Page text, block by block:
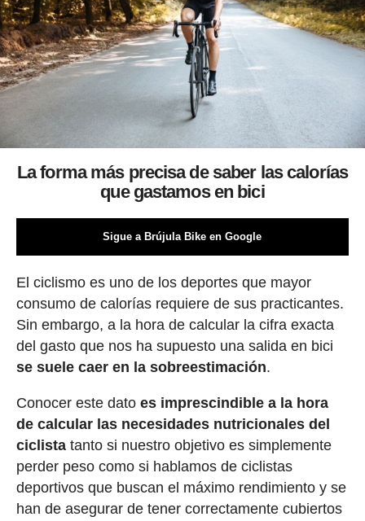
La forma más precisa de saber las calorías
que gastamos en bici
Sigue a Brújula Bike en Google
El ciclismo es uno de los deportes que mayor
consumo de calorías requiere de sus practicantes.
Sin embargo, a la hora de calcular la cifra exacta
del gasto que nos ha supuesto una salida en bici
se suele caer en la sobreestimación.
Conocer este dato es imprescindible a la hora
de calcular las necesidades nutricionales del
ciclistatanto si nuestro objetivo es simplemente
perder peso como si hablamos de ciclistas
deportivos que buscan el máximo rendimiento y se
han de asegurar de tener correctamente cubiertos